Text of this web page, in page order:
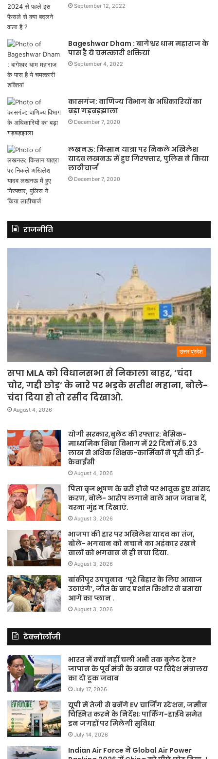
September 12, 2022
Bageshwar Dham : बागेश्वर धाम महाराज के
पास है ये चमत्कारी शक्तियां
September 4, 2022
कासगंज: वाणिज्य विभाग के अधिकारियों का
बड़ा गड़बड़झाला
December 7, 2020
लखनऊ: किसान यात्रा पर निकले अखिलेश
यादव लखनऊ में हुए गिरफ्तार, पुलिस ने किया
लाठीचार्ज
December 7, 2020
राजनीति
उत्तर प्रदेश
सपा MLA को विधानसभा से निकाला बाहर, ‘चंदा
चोर, गद्दी छोड़’ के नारे पर भड़के सतीश महाना, बोले-
चंदा दिया हो तो रसीद दिखाओ.
August 4, 2026
योगी सरकार,बुलेट की रफ्तार: बेसिक-
माध्यमिक शिक्षा विभाग में 22 दिनों में 5.23
लाख से अधिक शिक्षक-कार्मिकों ने पूरी की ई-
केवाईसी
August 4, 2026
पिता बृज भूषण के बरी होने पर भावुक हुए सांसद
करण, बोले- आरोप लगाने वाले आज जवाब दें,
वरना मुंह न दिखाएं.
August 3, 2026
भाजपा की हार पर अखिलेश यादव का तंज,
बोले- भगवान को नचाने का अहंकार रखने
वालों को भगवान ने ही नचा दिया.
August 3, 2026
बांकीपुर उपचुनाव ‘पूरे बिहार के लिए आवाज
उठाएंगे’, जीत के बाद प्रशांत किशोर ने बताया
आगे का प्लान .
August 3, 2026
टेक्नोलॉजी
भारत में क्यों नहीं चली अभी तक बुलेट ट्रेन?
जापान के पूर्व मंत्री के बयान पर विदेश मंत्रालय
का दो टूक जवाब
July 17, 2026
यूपी में तेजी से बनेंगे EV चार्जिंग स्टेशन, जमीन
चिह्नित करने के निर्देश; पार्किंग-हाईवे समेत
इन जगहों पर मिलेगी सुविधा
July 14, 2026
Indian Air Force ने Global Air Power